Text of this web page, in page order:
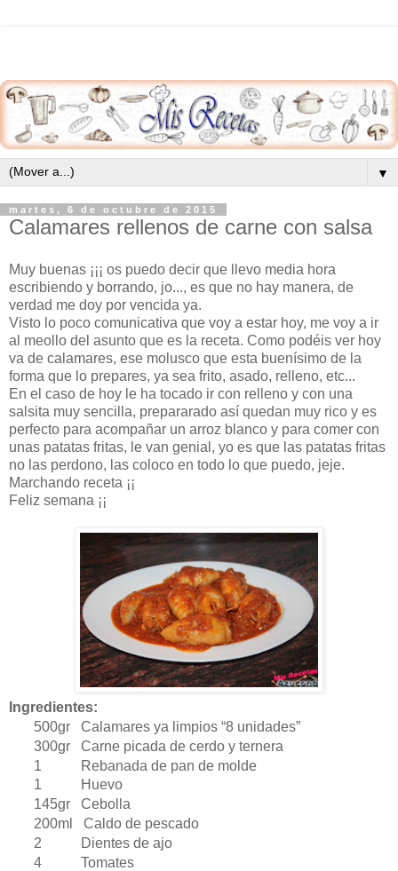
▼
martes, 6 de octubre de 2015
Calamares rellenos de carne con salsa
Muy buenas ¡¡¡ os puedo decir que llevo media hora
escribiendo y borrando, jo..., es que no hay manera, de
verdad me doy por vencida ya.
Visto lo poco comunicativa que voy a estar hoy, me voy a ir
al meollo del asunto que es la receta. Como podéis ver hoy
va de calamares, ese molusco que esta buenísimo de la
forma que lo prepares, ya sea frito, asado, relleno, etc...
En el caso de hoy le ha tocado ir con relleno y con una
salsita muy sencilla, prepararado así quedan muy rico y es
perfecto para acompañar un arroz blanco y para comer con
unas patatas fritas, le van genial, yo es que las patatas fritas
no las perdono, las coloco en todo lo que puedo, jeje.
Marchando receta ¡¡
Feliz semana ¡¡
Ingredientes:
500gr Calamares ya limpios “8 unidades”
300gr Carne picada de cerdo y ternera
1
Rebanada de pan de molde
1
Huevo
145gr Cebolla
200ml Caldo de pescado
2
Dientes de ajo
4 Tomates